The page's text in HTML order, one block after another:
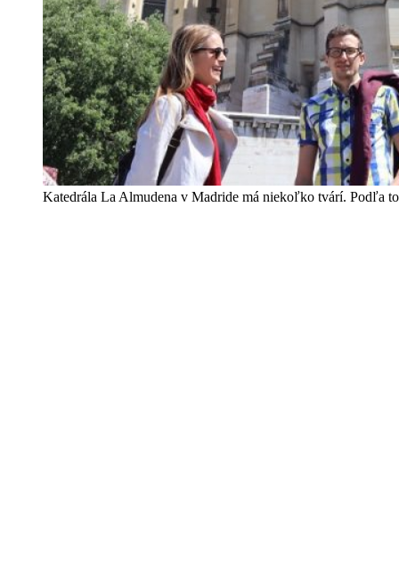
Katedrála La Almudena v Madride má niekoľko tvárí. Podľa